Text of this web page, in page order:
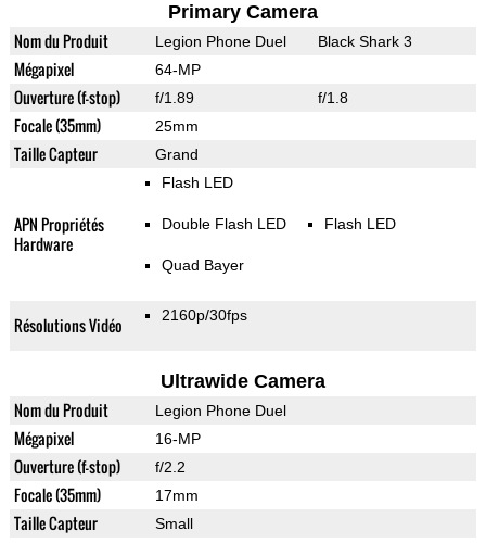
Primary Camera
Nom du Produit Legion Phone Duel Black Shark 3
Mégapixel 64-MP
Ouverture (f-stop) f/1.89 f/1.8
Focale (35mm) 25mm
Taille Capteur Grand
APN Propriétés
Hardware
Flash LED
Double Flash LED
Quad Bayer
Flash LED
Résolutions Vidéo 2160p/30fps
Ultrawide Camera
Nom du Produit Legion Phone Duel
Mégapixel 16-MP
Ouverture (f-stop) f/2.2
Focale (35mm) 17mm
Taille Capteur Small